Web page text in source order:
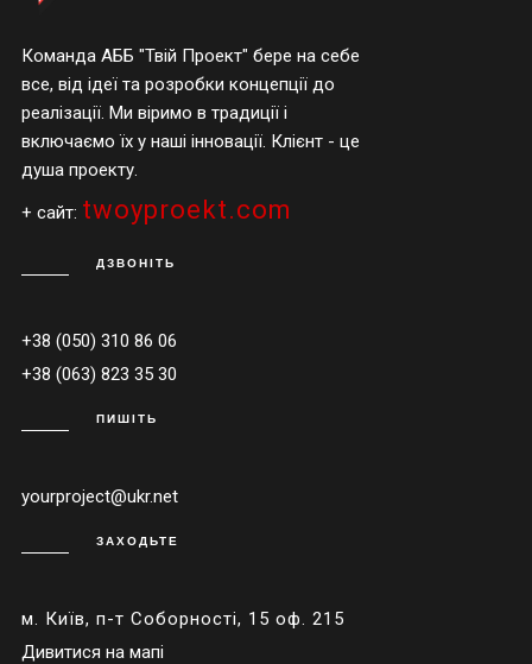
Команда АББ "Твій Проект" бере на себе
все, від ідеї та розробки концепції до
реалізації. Ми віримо в традиції і
включаємо їх у наші інновації. Клієнт - це
душа проекту.
+ сайт: twoyproekt.com
ДЗВОНІТЬ
+38 (050) 310 86 06
+38 (063) 823 35 30
ПИШІТЬ
yourproject@ukr.net
ЗАХОДЬТЕ
м. Київ, п-т Соборності, 15 оф. 215
Дивитися на мапі